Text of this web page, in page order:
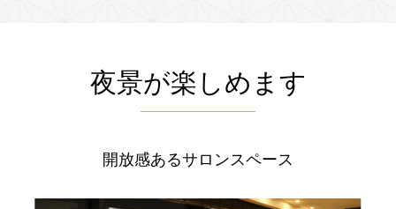
夜景が楽しめます
開放感あるサロンスペース